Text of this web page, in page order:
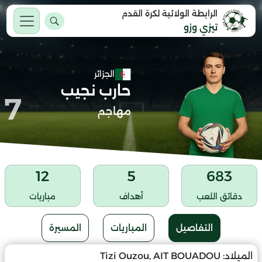
الرابطة الولائية لكرة القدم
تيزي وزو
الجزائر
حارب نجيب
مهاجم 7
683
دقائق اللعب
5
أهداف
12
مباريات
التفاصيل المباريات المسيرة
الميلاد: Tizi Ouzou, AIT BOUADOU